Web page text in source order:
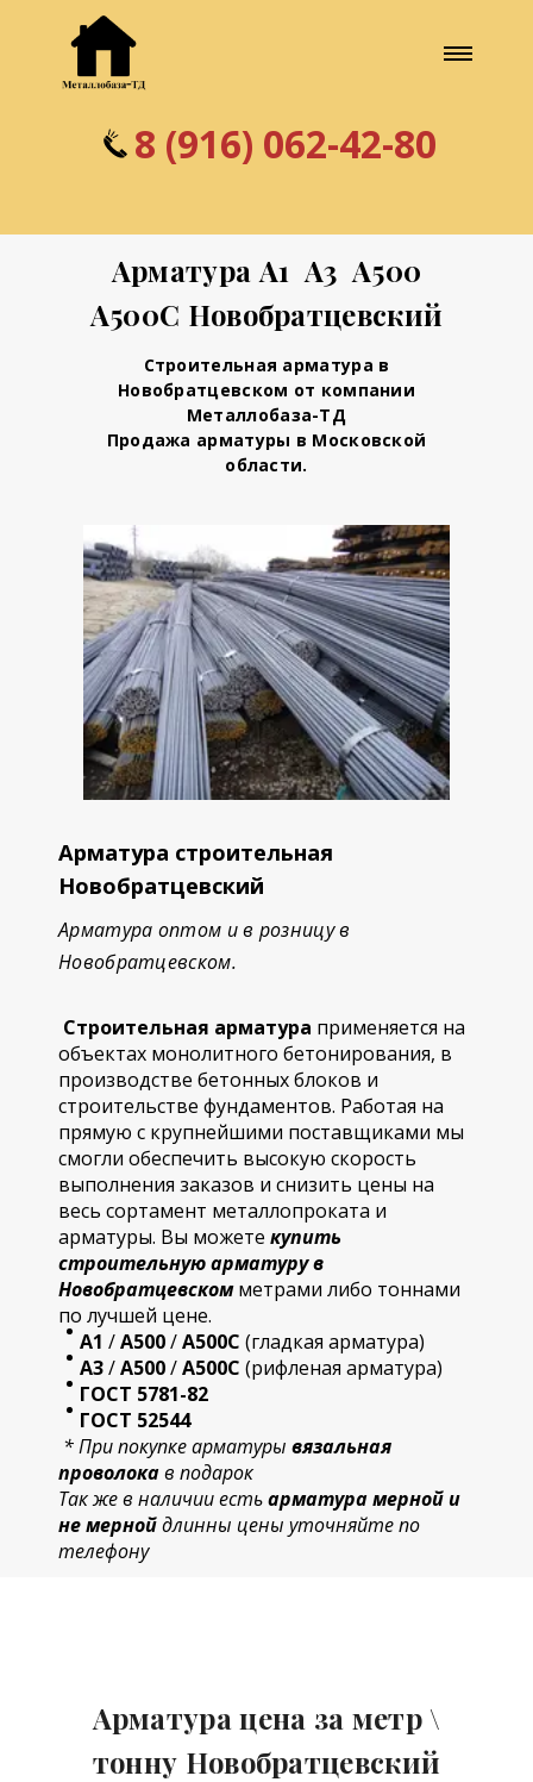
8 (916) 062-42-80
Арматура А1 А3 А500
А500С Новобратцевский
Строительная арматура в
Новобратцевском от компании
Металлобаза-ТД
Продажа арматуры в Московской
области.
Арматура строительная
Новобратцевский
Арматура оптом и в розницу в
Новобратцевском.
Строительная арматура применяется на
объектах монолитного бетонирования, в
производстве бетонных блоков и
строительстве фундаментов. Работая на
прямую с крупнейшими поставщиками мы
смогли обеспечить высокую скорость
выполнения заказов и снизить цены на
весь сортамент металлопроката и
арматуры. Вы можете купить
строительнуюарматуру в
Новобратцевскомметрами либо тоннами
по лучшей цене.
А1 /А500/А500С (гладкая арматура)
А3/А500/А500С (рифленая арматура)
ГОСТ 5781-82
ГОСТ 52544
* При покупке арматуры вязальная
проволокав подарок
Так же в наличии естьарматура мерной и
не мернойдлинны цены уточняйте по
телефону
Арматура цена за метр \
тонну Новобратцевский